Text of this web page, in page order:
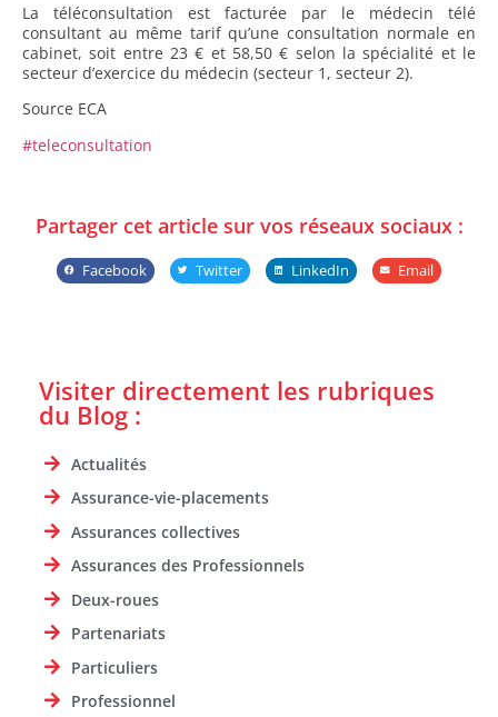
La téléconsultation est facturée par le médecin télé
consultant au même tarif qu’une consultation normale en
cabinet, soit entre 23 € et 58,50 € selon la spécialité et le
secteur d’exercice du médecin (secteur 1, secteur 2).
Source ECA
#teleconsultation
Partager cet article sur vos réseaux sociaux :
Facebook Twitter LinkedIn Email
Visiter directement les rubriques
du Blog :
Actualités
Assurance-vie-placements
Assurances collectives
Assurances des Professionnels
Deux-roues
Partenariats
Particuliers
Professionnel